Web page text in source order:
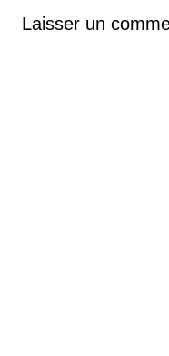
Laisser un